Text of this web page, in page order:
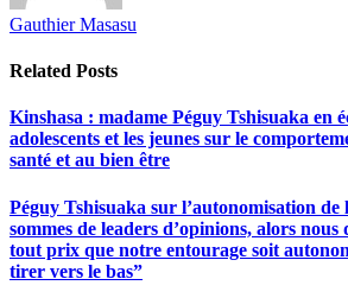
Gauthier Masasu
Related Posts
Kinshasa : madame Péguy Tshisuaka en
adolescents et les jeunes sur le
santé et au bien être
Péguy Tshisuaka sur l’autonomisation de
sommes de leaders d’opinions, alors nous
tout prix que notre entourage soit
tirer vers le bas”